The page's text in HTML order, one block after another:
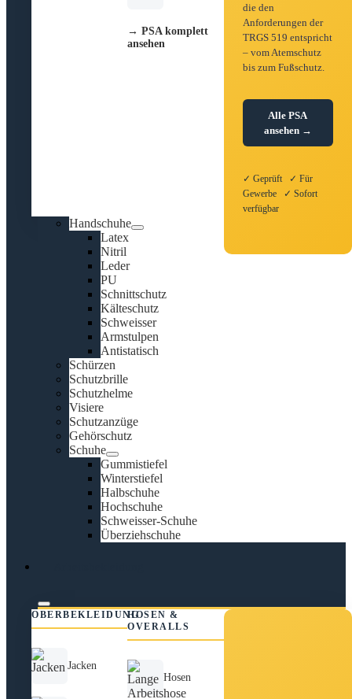
→ PSA komplett
ansehen
die den
Anforderungen der
TRGS 519 entspricht
– vom Atemschutz
bis zum Fußschutz.
Alle PSA
ansehen →
✓ Geprüft ✓ Für
Gewerbe ✓ Sofort
verfügbar
Handschuhe
Latex
Nitril
Leder
PU
Schnittschutz
Kälteschutz
Schweisser
Armstulpen
Antistatisch
Schürzen
Schutzbrille
Schutzhelme
Visiere
Schutzanzüge
Gehörschutz
Schuhe
Gummistiefel
Winterstiefel
Halbschuhe
Hochschuhe
Schweisser-Schuhe
Überziehschuhe
OBERBEKLEIDUNG
Jacken
HOSEN &
OVERALLS
Hosen